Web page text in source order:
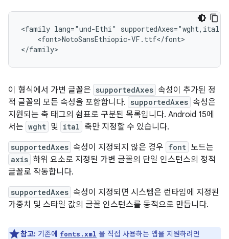
<family lang="und-Ethi" supportedAxes="wght,ital">
    <font>NotoSansEthiopic-VF.ttf</font>
이 형식에서 가변 글꼴은 supportedAxes 속성이 추가된 정
적 글꼴의 모든 속성을 포함합니다. supportedAxes 속성은
지원되는 축 태그의 쉼표로 구분된 목록입니다. Android 15에
서는 wght 및 ital 축만 지정할 수 있습니다.
supportedAxes 속성이 지정되지 않은 경우 font 노드는
axis 하위 요소로 지정된 가변 글꼴의 단일 인스턴스의 정적
글꼴로 작동합니다.
supportedAxes 속성이 지정되면 시스템은 런타임에 지정된
가중치 및 스타일 값의 글꼴 인스턴스를 동적으로 만듭니다.
참고: 기존에 fonts.xml 을 직접 사용하는 앱을 지원하려면